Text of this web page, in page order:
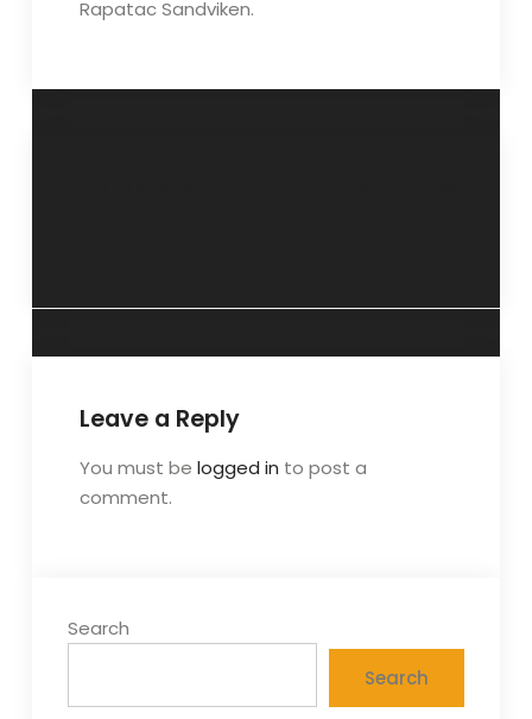
Rapatac Sandviken.
Leave a Reply
You must be logged in to post a
comment.
Search
Search